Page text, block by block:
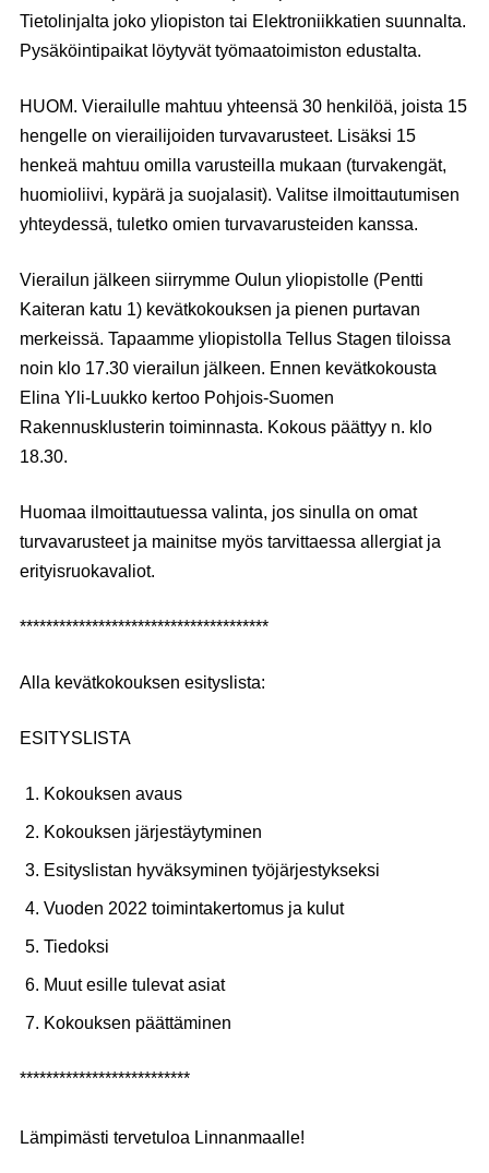
Tietolinjalta joko yliopiston tai Elektroniikkatien suunnalta.
Pysäköintipaikat löytyvät työmaatoimiston edustalta.
HUOM. Vierailulle mahtuu yhteensä 30 henkilöä, joista 15
hengelle on vierailijoiden turvavarusteet. Lisäksi 15
henkeä mahtuu omilla varusteilla mukaan (turvakengät,
huomioliivi, kypärä ja suojalasit). Valitse ilmoittautumisen
yhteydessä, tuletko omien turvavarusteiden kanssa.
Vierailun jälkeen siirrymme Oulun yliopistolle (Pentti
Kaiteran katu 1) kevätkokouksen ja pienen purtavan
merkeissä. Tapaamme yliopistolla Tellus Stagen tiloissa
noin klo 17.30 vierailun jälkeen. Ennen kevätkokousta
Elina Yli-Luukko kertoo Pohjois-Suomen
Rakennusklusterin toiminnasta. Kokous päättyy n. klo
18.30.
Huomaa ilmoittautuessa valinta, jos sinulla on omat
turvavarusteet ja mainitse myös tarvittaessa allergiat ja
erityisruokavaliot.
**************************************
Alla kevätkokouksen esityslista:
ESITYSLISTA
Kokouksen avaus
Kokouksen järjestäytyminen
Esityslistan hyväksyminen työjärjestykseksi
Vuoden 2022 toimintakertomus ja kulut
Tiedoksi
Muut esille tulevat asiat
Kokouksen päättäminen
**************************
Lämpimästi tervetuloa Linnanmaalle!